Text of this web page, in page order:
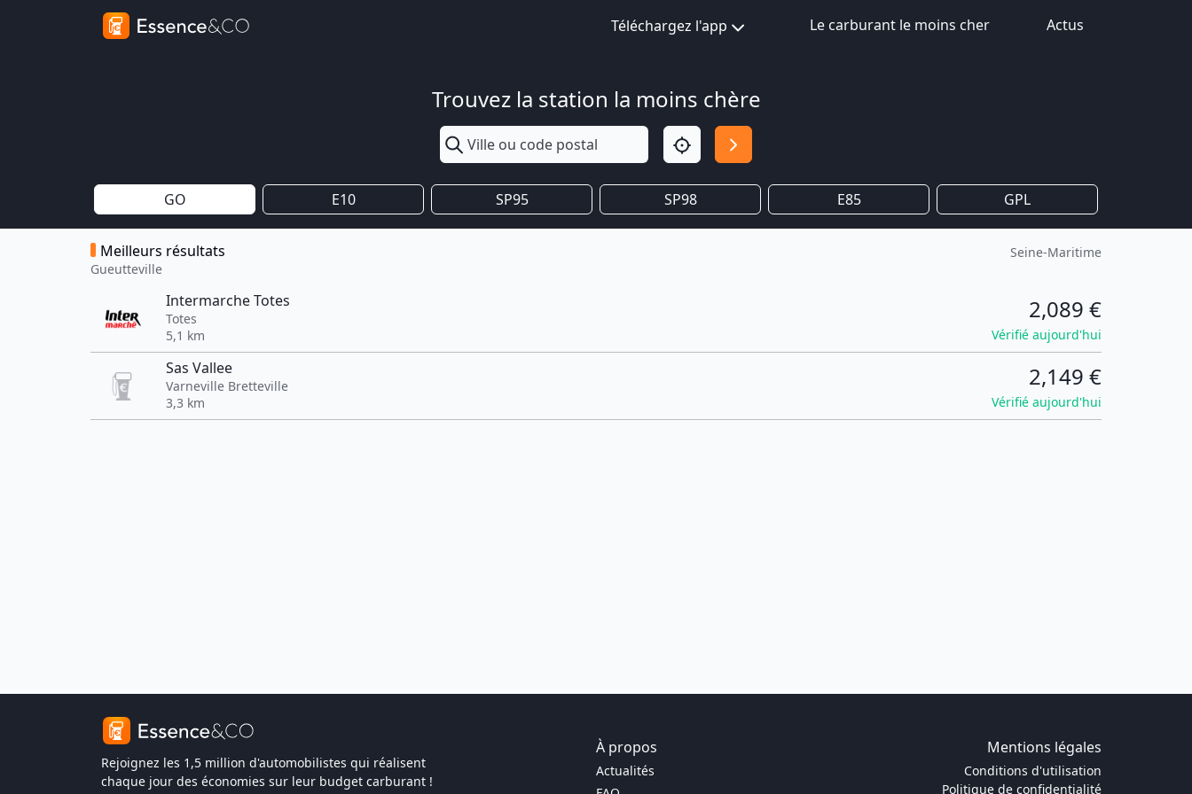
Téléchargez l'app Le carburant le moins cher Actus
Trouvez la station la moins chère
GO E10 SP95 SP98 E85 GPL
Meilleurs résultats
Gueutteville
Seine-Maritime
Intermarche Totes
Totes
5,1 km
2,089 €
Vérifié aujourd'hui
Sas Vallee
Varneville Bretteville
3,3 km
2,149 €
Vérifié aujourd'hui
Rejoignez les 1,5 million d'automobilistes qui réalisent
chaque jour des économies sur leur budget carburant !
À propos Mentions légales
Actualités
Conditions d'utilisation
Politique de confidentialité